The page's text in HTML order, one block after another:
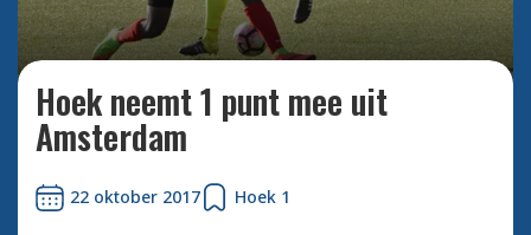
Bekijk alle foto's
Hoek neemt 1 punt mee uit
Amsterdam
22 oktober 2017 Hoek 1